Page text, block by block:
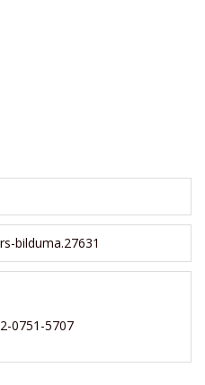
bilduma.27631
0751-5707